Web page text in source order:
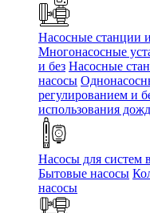
Насосные станции
Многонасосные
и без Насосные
насосы
регулированием и
использования
Насосы для систем
Бытовые насосы
насосы